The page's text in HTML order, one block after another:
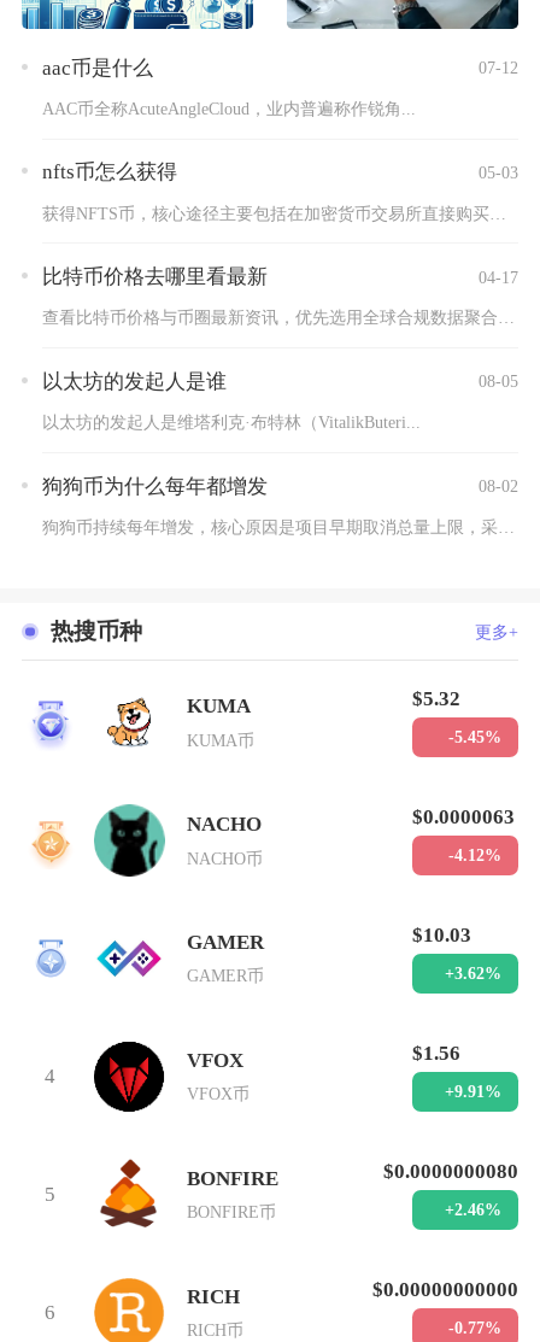
aac币是什么 07-12
AAC币全称AcuteAngleCloud，业内普遍称作锐角...
nfts币怎么获得 05-03
获得NFTS币，核心途径主要包括在加密货币交易所直接购买、参...
比特币价格去哪里看最新 04-17
查看比特币价格与币圈最新资讯，优先选用全球合规数据聚合平台与...
以太坊的发起人是谁 08-05
以太坊的发起人是维塔利克·布特林（VitalikButeri...
狗狗币为什么每年都增发 08-02
热搜币种 更多+
1
KUMA
KUMA币
$5.32
-5.45%
2
NACHO
NACHO币
$0.0000063
-4.12%
3
GAMER
GAMER币
$10.03
+3.62%
4
VFOX
VFOX币
$1.56
+9.91%
5
BONFIRE
BONFIRE币
$0.0000000080
+2.46%
6
RICH
RICH币
$0.00000000000
-0.77%